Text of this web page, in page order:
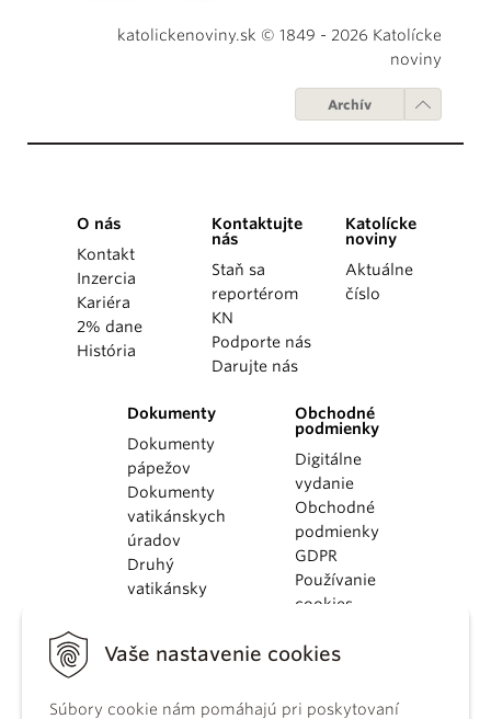
Vaše nastavenie cookies
Súbory cookie nám pomáhajú pri poskytovaní
katolickenoviny.sk © 1849 - 2026 Katolícke
noviny
Archív
O nás
Kontakt
Inzercia
Kariéra
2% dane
História
Kontaktujte
nás
Staň sa
reportérom
KN
Podporte nás
Darujte nás
Katolícke
noviny
Aktuálne
číslo
Dokumenty
Dokumenty
pápežov
Dokumenty
vatikánskych
úradov
Druhý
vatikánsky
KBS
kánonického
Obchodné
podmienky
Digitálne
vydanie
Obchodné
podmienky
GDPR
Používanie
cookies